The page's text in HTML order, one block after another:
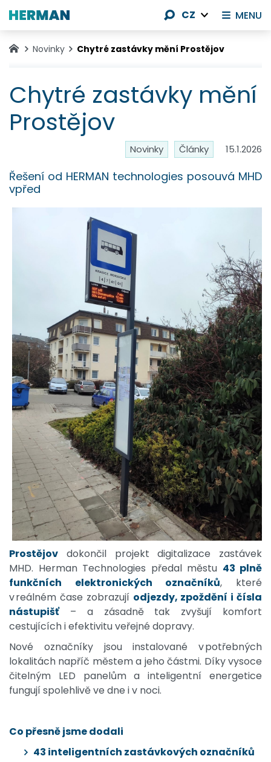
Novinky Chytré zastávky mění Prostějov
Chytré zastávky mění
Prostějov
Novinky Články 15.1.2026
Řešení od HERMAN technologies posouvá MHD
vpřed
Prostějov
dokončil projekt digitalizace zastávek
MHD. Herman Technologies předal městu 43 plně
funkčních elektronických označníků, které
v reálném čase zobrazují odjezdy, zpoždění i čísla
nástupišť– a zásadně tak zvyšují komfort
cestujících i efektivitu veřejné dopravy.
Nové označníky jsou instalované v potřebných
lokalitách napříč městem a jeho částmi. Díky vysoce
čitelným LED panelům a inteligentní energetice
fungují spolehlivě ve dne i v noci.
Co přesně jsme dodali
43 inteligentních zastávkových označníků
MENU
CZ